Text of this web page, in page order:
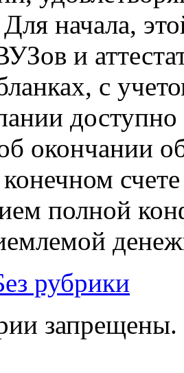
начала,
и
с
доступно
окончании
полной
рубрики
запрещены.